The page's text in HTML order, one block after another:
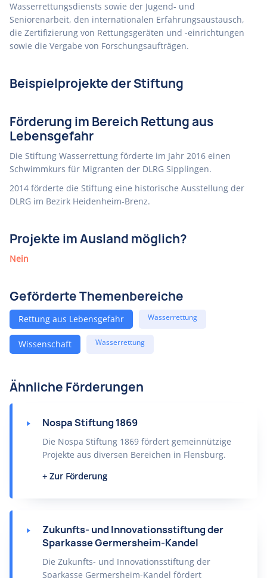
Wasserrettungsdiensts sowie der Jugend- und
Seniorenarbeit, den internationalen Erfahrungsaustausch,
die Zertifizierung von Rettungsgeräten und -einrichtungen
sowie die Vergabe von Forschungsaufträgen.
Beispielprojekte der Stiftung
Förderung im Bereich Rettung aus
Lebensgefahr
Die Stiftung Wasserrettung förderte im Jahr 2016 einen
Schwimmkurs für Migranten der DLRG Sipplingen.
2014 förderte die Stiftung eine historische Ausstellung der
DLRG im Bezirk Heidenheim-Brenz.
Projekte im Ausland möglich?
Nein
Geförderte Themenbereiche
Rettung aus Lebensgefahr Wasserrettung
Wissenschaft Wasserrettung
Ähnliche Förderungen
Nospa Stiftung 1869
Die Nospa Stiftung 1869 fördert gemeinnützige
Projekte aus diversen Bereichen in Flensburg.
Zur Förderung
Zukunfts- und Innovationsstiftung der
Sparkasse Germersheim-Kandel
Die Zukunfts- und Innovationsstiftung der
Sparkasse Germersheim-Kandel fördert